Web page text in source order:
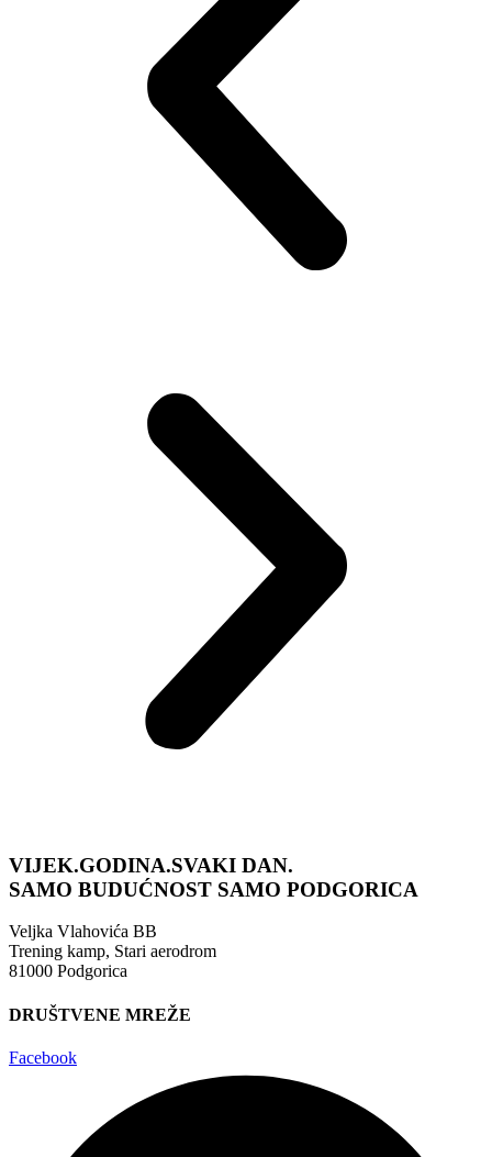
VIJEK.GODINA.SVAKI DAN.
SAMO BUDUĆNOST SAMO PODGORICA
Veljka Vlahovića BB
Trening kamp, Stari aerodrom
81000 Podgorica
DRUŠTVENE MREŽE
Facebook